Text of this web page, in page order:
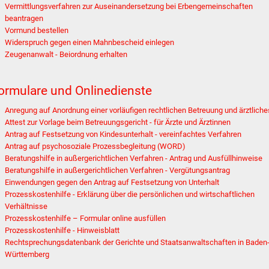
Vermittlungsverfahren zur Auseinandersetzung bei Erbengemeinschaften
beantragen
Vormund bestellen
Widerspruch gegen einen Mahnbescheid einlegen
Zeugenanwalt - Beiordnung erhalten
und Onlinedienste
Anregung auf Anordnung einer vorläufigen rechtlichen Betreuung und
Attest zur Vorlage beim Betreuungsgericht - für Ärzte und Ärztinnen
Antrag auf Festsetzung von Kindesunterhalt - vereinfachtes Verfahren
Antrag auf psychosoziale Prozessbegleitung (WORD)
Beratungshilfe in außergerichtlichen Verfahren - Antrag und Ausfüllhinweise
Beratungshilfe in außergerichtlichen Verfahren - Vergütungsantrag
Einwendungen gegen den Antrag auf Festsetzung von Unterhalt
Prozesskostenhilfe - Erklärung über die persönlichen und wirtschaftlichen
Verhältnisse
Prozesskosten­hilfe – Formular online ausfüllen
Prozesskostenhilfe - Hinweisblatt
Rechtsprechungsdatenbank der Gerichte und Staatsanwaltschaften in
Württemberg